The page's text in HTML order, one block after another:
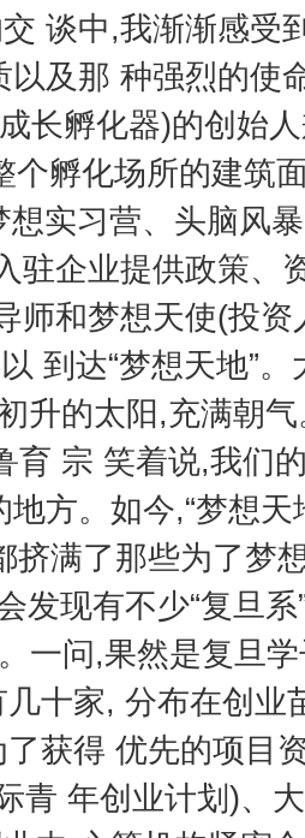
谈中,我渐渐感受
及那 种强烈的使
长孵化器)的创始
个孵化场所的建筑
实习营、头脑风
驻企业提供政策、
师和梦想天使(投
到达“梦想天地”
升的太阳,充满朝
育 宗 笑着说,我们
方。如今,“梦想
挤满了那些为了梦
发现有不少“复旦
。一问,果然是复旦
几十家, 分布在创
获得 优先的项目
青 年创业计划)、